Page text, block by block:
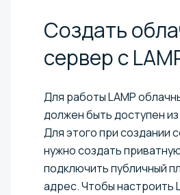
Создать
сервер с
Для работы LAMP
должен быть доступен
Для этого при создании
нужно создать
подключить публичный
адрес. Чтобы настроить